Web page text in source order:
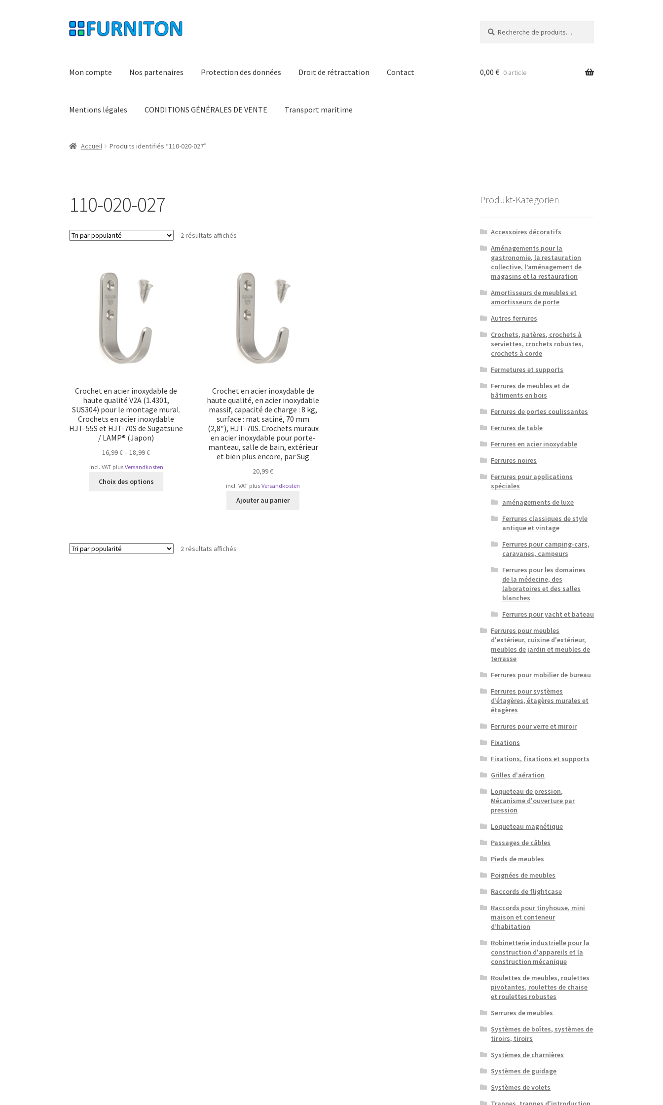
Aller
à
Aller
au
pour :
Mon compte Nos partenaires Protection des données Droit de rétractation Contact
Mentions légales CONDITIONS GÉNÉRALES DE VENTE Transport maritime
0,00 € 0 article
Accueil Produits identifiés “110-020-027”
110-020-027
2 résultats affichés
Crochet en acier inoxydable de
haute qualité V2A (1.4301,
SUS304) pour le montage mural.
Crochets en acier inoxydable
HJT-55S et HJT-70S de Sugatsune
/ LAMP® (Japon)
16,99€–18,99€
incl. VAT plus Versandkosten
Choix des options
options
peuvent
Crochet en acier inoxydable de
haute qualité, en acier inoxydable
massif, capacité de charge : 8 kg,
surface : mat satiné, 70 mm
(2,8″), HJT-70S. Crochets muraux
en acier inoxydable pour porte-
manteau, salle de bain, extérieur
et bien plus encore, par Sug
20,99€
incl. VAT plusVersandkosten
Ajouter au panier
2 résultats affichés
Produkt-Kategorien
Accessoires décoratifs
Aménagements pour la
gastronomie, la restauration
collective, l’aménagement de
magasins et la restauration
Amortisseurs de meubles et
amortisseurs de porte
Autres ferrures
Crochets, patères, crochets à
serviettes, crochets robustes,
crochets à corde
Fermetures et supports
Ferrures de meubles et de
bâtiments en bois
Ferrures de portes coulissantes
Ferrures de table
Ferrures en acier inoxydable
Ferrures noires
Ferrures pour applications
spéciales
aménagements de luxe
Ferrures classiques de style
antique et vintage
Ferrures pour camping-cars,
caravanes, campeurs
Ferrures pour les domaines
de la médecine, des
laboratoires et des salles
blanches
Ferrures pour yacht et bateau
Ferrures pour meubles
d'extérieur, cuisine d'extérieur,
meubles de jardin et meubles de
terrasse
Ferrures pour mobilier de bureau
Ferrures pour systèmes
d’étagères, étagères murales et
étagères
Ferrures pour verre et miroir
Fixations
Fixations, fixations et supports
Grilles d'aération
Loqueteau de pression,
Mécanisme d'ouverture par
pression
Loqueteau magnétique
Passages de câbles
Pieds de meubles
Poignées de meubles
Raccords de flightcase
Raccords pour tinyhouse, mini
maison et conteneur
d’habitation
Robinetterie industrielle pour la
construction d'appareils et la
construction mécanique
Roulettes de meubles, roulettes
pivotantes, roulettes de chaise
et roulettes robustes
Serrures de meubles
Systèmes de boîtes, systèmes de
tiroirs, tiroirs
Systèmes de charnières
Systèmes de guidage
Systèmes de volets